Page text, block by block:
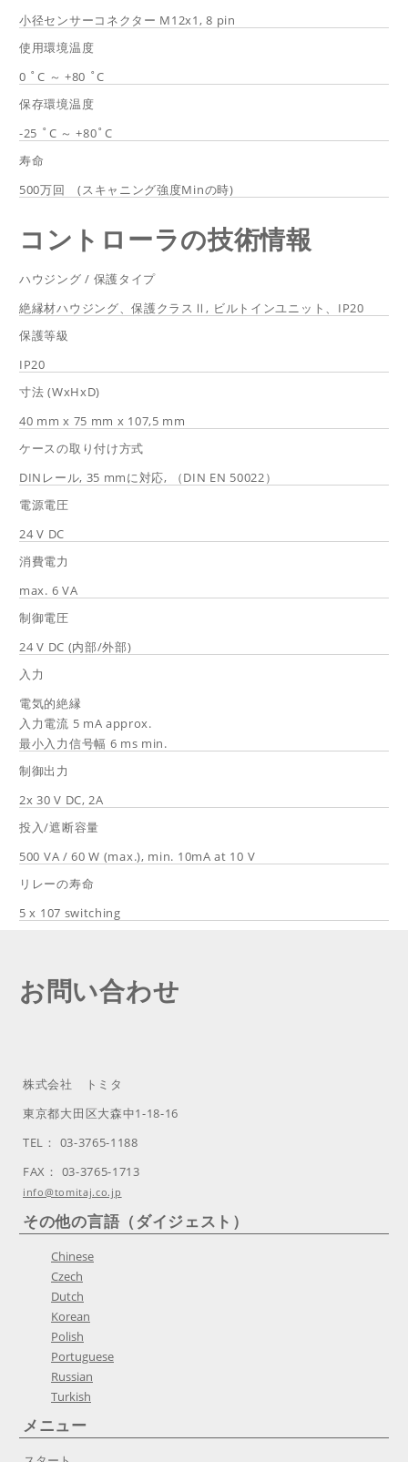
小径センサーコネクター M12x1, 8 pin
使用環境温度
0 ˚C ～ +80 ˚C
保存環境温度
-25 ˚C ～ +80˚C
寿命
500万回 (スキャニング強度Minの時)
コントローラの技術情報
ハウジング / 保護タイプ
絶縁材ハウジング、保護クラスⅡ, ビルトインユニット、IP20
保護等級
IP20
寸法 (WxHxD)
40 mm x 75 mm x 107,5 mm
ケースの取り付け方式
DINレール, 35 mmに対応, （DIN EN 50022）
電源電圧
24 V DC
消費電力
max. 6 VA
制御電圧
24 V DC (内部/外部)
入力
電気的絶縁
入力電流 5 mA approx.
最小入力信号幅 6 ms min.
制御出力
2x 30 V DC, 2A
投入/遮断容量
500 VA / 60 W (max.), min. 10mA at 10 V
リレーの寿命
5 x 107 switching
お問い合わせ
株式会社 トミタ
東京都大田区大森中1-18-16
TEL： 03-3765-1188
FAX： 03-3765-1713
info@tomitaj.co.jp
その他の言語（ダイジェスト）
Chinese
Czech
Dutch
Korean
Polish
Portuguese
Russian
Turkish
メニュー